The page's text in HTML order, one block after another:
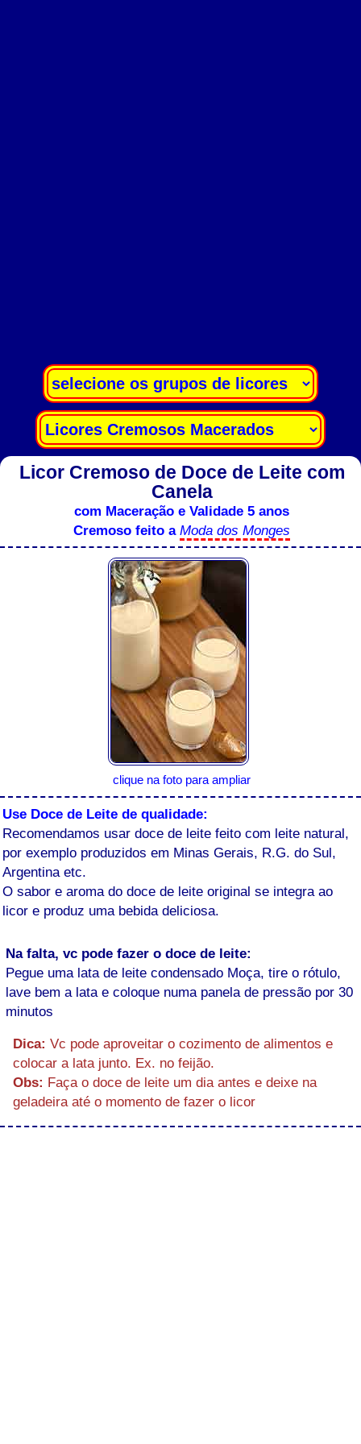
Licor Cremoso de Doce de Leite com
Canela
com Maceração e Validade 5 anos
Cremoso feito a Moda dos Monges
clique na foto para ampliar
Use Doce de Leite de qualidade:
Recomendamos usar doce de leite feito com leite natural,
por exemplo produzidos em Minas Gerais, R.G. do Sul,
Argentina etc.
O sabor e aroma do doce de leite original se integra ao
licor e produz uma bebida deliciosa.
Na falta, vc pode fazer o doce de leite:
Pegue uma lata de leite condensado Moça, tire o rótulo,
lave bem a lata e coloque numa panela de pressão por 30
minutos
Dica: Vc pode aproveitar o cozimento de alimentos e
colocar a lata junto. Ex. no feijão.
Obs: Faça o doce de leite um dia antes e deixe na
geladeira até o momento de fazer o licor